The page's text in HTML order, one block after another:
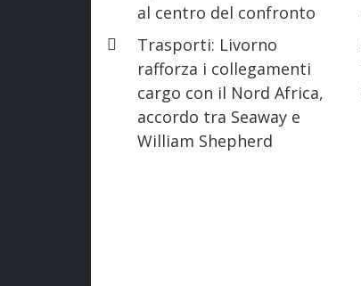
al centro del confronto
Trasporti: Livorno
rafforza i collegamenti
cargo con il Nord Africa,
accordo tra Seaway e
William Shepherd